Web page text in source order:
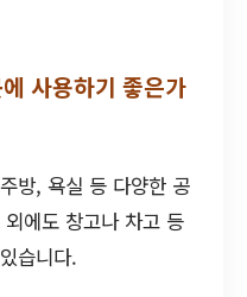
사용하기 좋은가
방, 욕실 등 다양한 공
에도 창고나 차고 등
습니다.